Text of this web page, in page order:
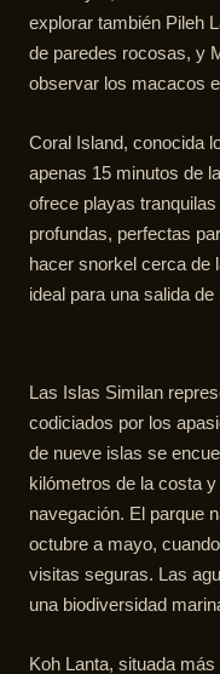
explorar también Pileh
de paredes rocosas, y
observar los macacos
Coral Island, conocida
apenas 15 minutos de
ofrece playas
profundas, perfectas
hacer snorkel cerca de
ideal para una salida de
Las Islas Similan
codiciados por los
de nueve islas se
kilómetros de la costa
navegación. El parque
octubre a mayo,
visitas seguras. Las
una biodiversidad
Koh Lanta, situada